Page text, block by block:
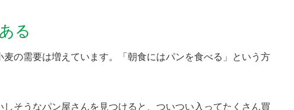
る
の需要は増えています。「朝食にはパンを食べる」という方
そうなパン屋さんを見つけると、ついつい入ってたくさん買